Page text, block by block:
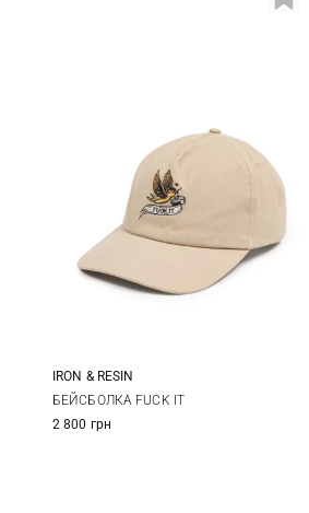
One size
IRON & RESIN
БЕЙСБОЛКА FUCK IT
2 800 грн